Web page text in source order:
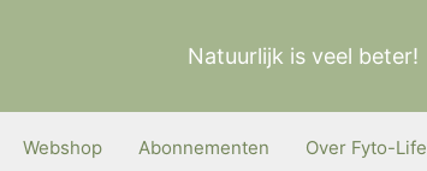
Natuurlijk is veel beter!
Webshop Abonnementen Over Fyto-Life